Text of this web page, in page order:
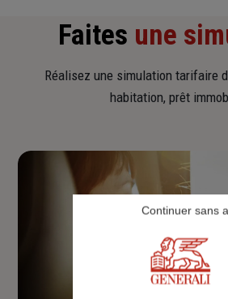
Faites une
Réalisez une simulation tarifaire
habitation, prêt
Continuer sans